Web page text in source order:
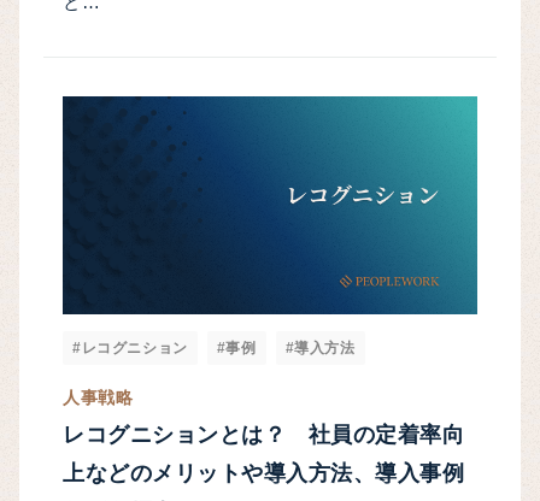
#レコグニション #事例 #導入方法
人事戦略
レコグニションとは？ 社員の定着率向
上などのメリットや導入方法、導入事例